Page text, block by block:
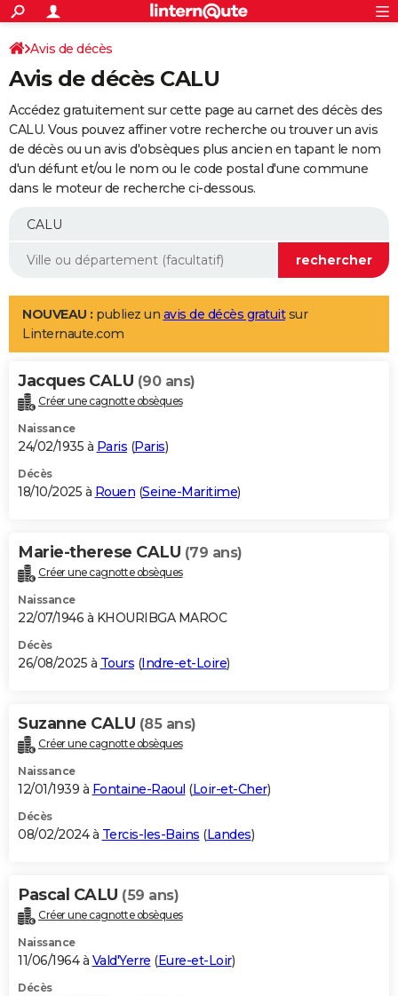
ACTUALITÉS
Politique
Société
Faits Divers
Education
Monde
Villes
+
SPORT
Coupe du monde 2026
Football
Tennis
Cyclisme
Rugby
Forum
Programme TV
TNT
Streaming
Cinéma
Sorties cinéma
Musique
+
FINANCE
Retraite
Impôts
Epargne
Immobilier
Risques naturels par ville
Banque
Assurance
Crédit
AUTO
Essais
Réserver un essai
Citadines
Berlines
SUV
Forum auto
+
Mobiles
Meilleur smartphone
Internet
Ordinateurs
Jeux vidéo
Guide high-tech
Aménagement intérieur
LIFESTYLE
Art de vivre
Bien-être
Loisirs
Mode
Modes de vie
Alimentation
Guide de la santé
Maladies
Médicaments
Sommeil
VOYAGE
Destinations
City break
Voyage nature
Voyage de noces
Forum
Climat
+PHOTO
GUIDES D'ACHAT
BONS PLANS
Carte de Noël
Carte Bonne année
Carte Saint-Valentin
Carte Pâques
Carte d'anniversaire
DICTIONNAIRE
Dictionnaire
Biographies
Citations
Expressions
Proverbes
PROGRAMME TV
S'inscrire
Se connecter
Lycées
Collèges
Primaires
Universités
Entreprises
Service militaire
Avis de recherche
AVIS DE DÉCÈS
Bricolage
Lifestyle
Culture
Sport
Auto
Television
Voyage
Cinema
Avis de décès
Avis de décès CALU
Accédez gratuitement sur cette page au carnet des décès des
CALU. Vous pouvez affiner votre recherche ou trouver un avis
de décès ou un avis d'obsèques plus ancien en tapant le nom
d'un défunt et/ou le nom ou le code postal d'une commune
dans le moteur de recherche ci-dessous.
NOUVEAU : publiez un avis de décès gratuitsur
Linternaute.com
Jacques CALU (90 ans)
Créer une cagnotte obsèques
Naissance
24/02/1935 à Paris (Paris)
Décès
18/10/2025 à Rouen (Seine-Maritime)
Marie-therese CALU (79 ans)
Créer une cagnotte obsèques
Naissance
22/07/1946 à KHOURIBGA MAROC
Décès
26/08/2025 à Tours (Indre-et-Loire)
Suzanne CALU (85 ans)
Créer une cagnotte obsèques
Naissance
12/01/1939 à Fontaine-Raoul (Loir-et-Cher)
Décès
08/02/2024 à Tercis-les-Bains (Landes)
Pascal CALU (59 ans)
Créer une cagnotte obsèques
Naissance
11/06/1964 à Vald'Yerre (Eure-et-Loir)
Décès